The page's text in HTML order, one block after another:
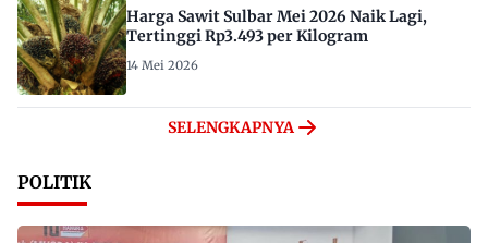
Harga Sawit Sulbar Mei 2026 Naik Lagi,
Tertinggi Rp3.493 per Kilogram
14 Mei 2026
SELENGKAPNYA
POLITIK